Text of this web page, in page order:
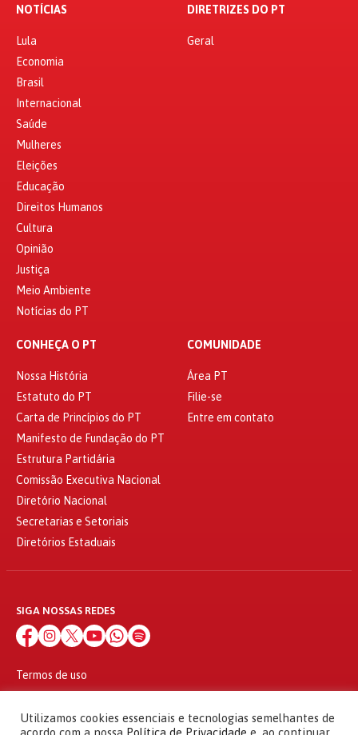
NOTÍCIAS
Lula
Economia
Brasil
Internacional
Saúde
Mulheres
Eleições
Educação
Direitos Humanos
Cultura
Opinião
Justiça
Meio Ambiente
Notícias do PT
DIRETRIZES DO PT
Geral
CONHEÇA O PT
Nossa História
Estatuto do PT
Carta de Princípios do PT
Manifesto de Fundação do PT
Estrutura Partidária
Comissão Executiva Nacional
Diretório Nacional
Secretarias e Setoriais
Diretórios Estaduais
COMUNIDADE
Área PT
Filie-se
Entre em contato
SIGA NOSSAS REDES
Termos de uso
© 2010 - 2026
Partido dos Trabalhadores Todos os direitos reservados
Utilizamos cookies essenciais e tecnologias semelhantes de
acordo com a nossa Política de Privacidade e, ao continuar